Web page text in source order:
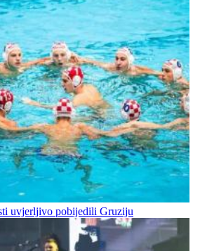
uvjerljivo pobijedili Gruziju